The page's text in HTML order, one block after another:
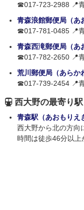
☎017-723-2988 📍
青森浪館郵便局（あ
☎017-781-0485 📍
青森西滝郵便局（あ
☎017-782-2650 📍
荒川郵便局（あらか
☎017-739-2454 📍
西大野の最寄り駅
青森駅（あおもりえ
西大野から北の方向
時間は徒歩46分以上